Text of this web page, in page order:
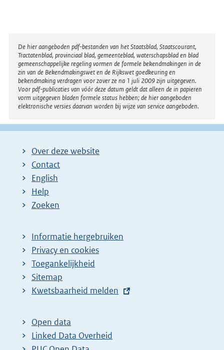
Disclaimer
De hier aangeboden pdf-bestanden van het Staatsblad, Staatscourant,
Tractatenblad, provinciaal blad, gemeenteblad, waterschapsblad en blad
gemeenschappelijke regeling vormen de formele bekendmakingen in de
zin van de Bekendmakingswet en de Rijkswet goedkeuring en
bekendmaking verdragen voor zover ze na 1 juli 2009 zijn uitgegeven.
Voor pdf-publicaties van vóór deze datum geldt dat alleen de in papieren
vorm uitgegeven bladen formele status hebben; de hier aangeboden
elektronische versies daarvan worden bij wijze van service aangeboden.
Over deze website
Contact
English
Help
Zoeken
Informatie hergebruiken
Privacy en cookies
Toegankelijkheid
Sitemap
E
t
e
r
Kwetsbaarheid melden
Open data
Linked Data Overheid